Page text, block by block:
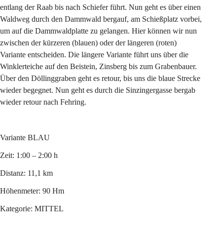
entlang der Raab bis nach Schiefer führt. Nun geht es über einen
Waldweg durch den Dammwald bergauf, am Schießplatz vorbei,
um auf die Dammwaldplatte zu gelangen. Hier können wir nun
zwischen der kürzeren (blauen) oder der längeren (roten)
Variante entscheiden. Die längere Variante führt uns über die
Winklerteiche auf den Beistein, Zinsberg bis zum Grabenbauer.
Über den Döllinggraben geht es retour, bis uns die blaue Strecke
wieder begegnet. Nun geht es durch die Sinzingergasse bergab
wieder retour nach Fehring.
Variante BLAU
Zeit: 1:00 – 2:00 h
Distanz: 11,1 km
Höhenmeter: 90 Hm
Kategorie: MITTEL